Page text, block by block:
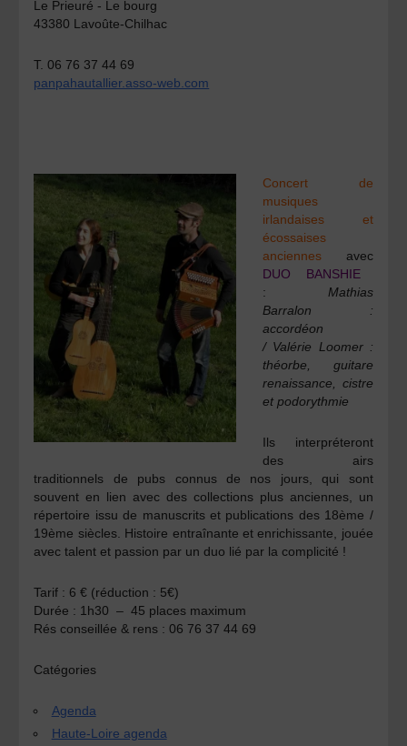
Le Prieuré - Le bourg
43380 Lavoûte-Chilhac
T. 06 76 37 44 69
panpahautallier.asso-web.com
Concert de
musiques
irlandaises et
écossaises
anciennes
avec
DUO BANSHIE
: Mathias
Barralon :
accordéon
/ Valérie Loomer :
théorbe, guitare
renaissance, cistre
et podorythmie
Ils interpréteront
des airs
traditionnels de pubs connus de nos jours, qui sont
souvent en lien avec des collections plus anciennes, un
répertoire issu de manuscrits et publications des 18ème /
19ème siècles. Histoire entraînante et enrichissante, jouée
avec talent et passion par un duo lié par la complicité !
Tarif : 6 € (réduction : 5€)
Durée : 1h30 – 45 places maximum
Rés conseillée & rens :06 76 37 44 69
Catégories
Agenda
Haute-Loire agenda